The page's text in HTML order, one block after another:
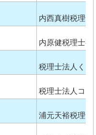
内西真樹税理士
内原健税理士事
税理士法人くら
税理士法人コ
浦元天裕税理士